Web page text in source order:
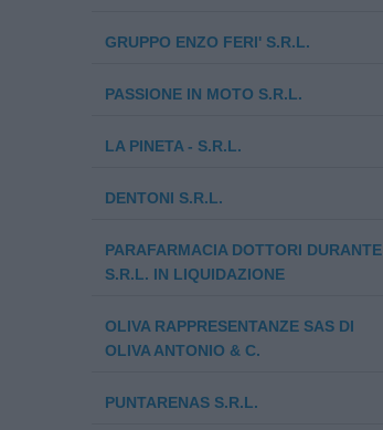
GRUPPO ENZO FERI' S.R.L.
PASSIONE IN MOTO S.R.L.
LA PINETA - S.R.L.
DENTONI S.R.L.
PARAFARMACIA DOTTORI DURANTE
S.R.L. IN LIQUIDAZIONE
OLIVA RAPPRESENTANZE SAS DI
OLIVA ANTONIO & C.
PUNTARENAS S.R.L.